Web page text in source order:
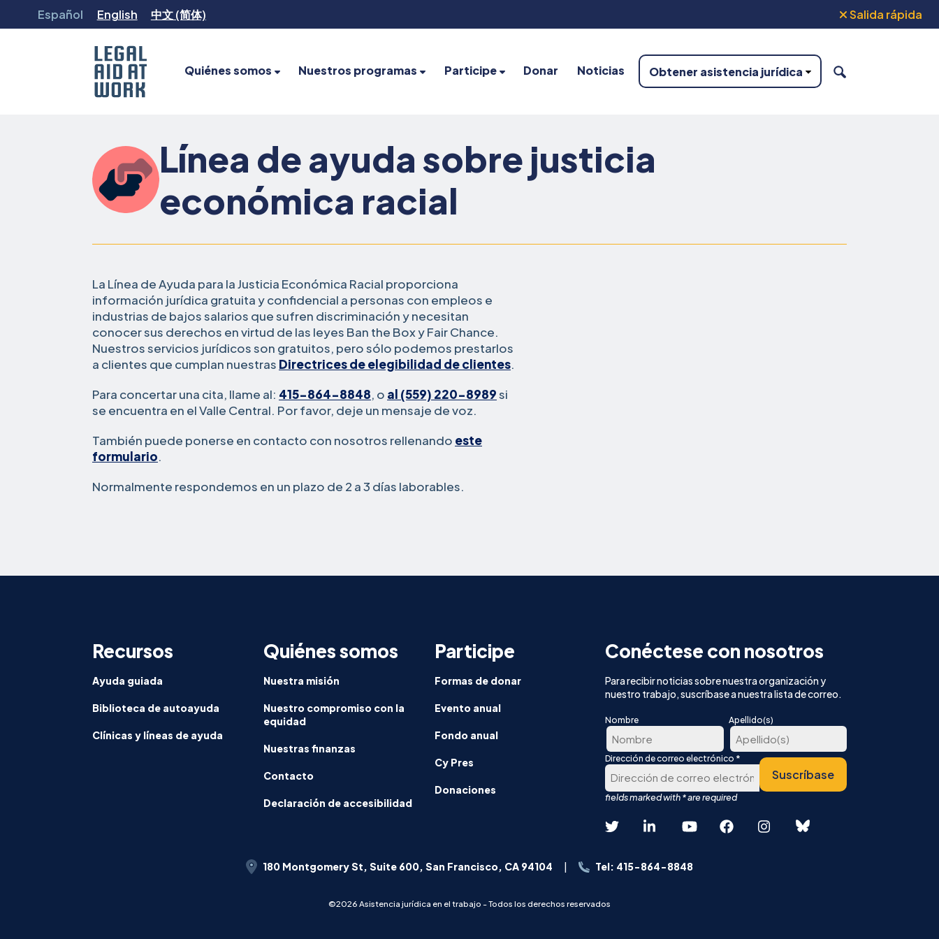
Español English 中文 (简体) Salida rápida
Work
Quiénes somos Nuestros programas Participe Donar Noticias Obtener asistencia jurídica BUSCAR
Línea de ayuda sobre justicia
económica racial
La Línea de Ayuda para la Justicia Económica Racial proporciona
información jurídica gratuita y confidencial a personas con empleos e
industrias de bajos salarios que sufren discriminación y necesitan
conocer sus derechos en virtud de las leyes Ban the Box y Fair Chance.
Nuestros servicios jurídicos son gratuitos, pero sólo podemos prestarlos
a clientes que cumplan nuestras Directrices de elegibilidad de clientes.
Para concertar una cita, llame al: 415-864-8848, o al (559) 220-8989si
se encuentra en el Valle Central. Por favor, deje un mensaje de voz.
También puede ponerse en contacto con nosotros rellenando este
formulario.
Normalmente respondemos en un plazo de 2 a 3 días laborables.
Recursos
Ayuda guiada
Biblioteca de autoayuda
Clínicas y líneas de ayuda
Quiénes somos
Nuestra misión
Nuestro compromiso con la
equidad
Nuestras finanzas
Contacto
Declaración de accesibilidad
Participe
Formas de donar
Evento anual
Fondo anual
Cy Pres
Donaciones
Conéctese con nosotros
Para recibir noticias sobre nuestra organización y
nuestro trabajo, suscríbase a nuestra lista de correo.
Nombre
En
primer
lugar
Apellido(s)
Última
Dirección de correo electrónico *
Suscríbase
180 Montgomery St, Suite 600, San Francisco, CA 94104 Tel: 415-864-8848
©2026 Asistencia jurídica en el trabajo - Todos los derechos reservados